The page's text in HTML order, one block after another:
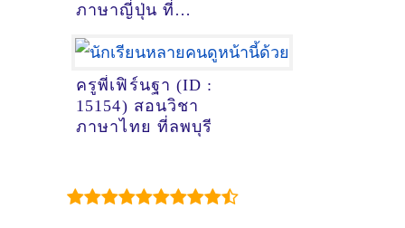
ภาษาญี่ปุ่น ที่
ครูพี่เฟิร์นฐา (ID :
15154) สอนวิชา
ภาษาไทย ที่ลพบุรี